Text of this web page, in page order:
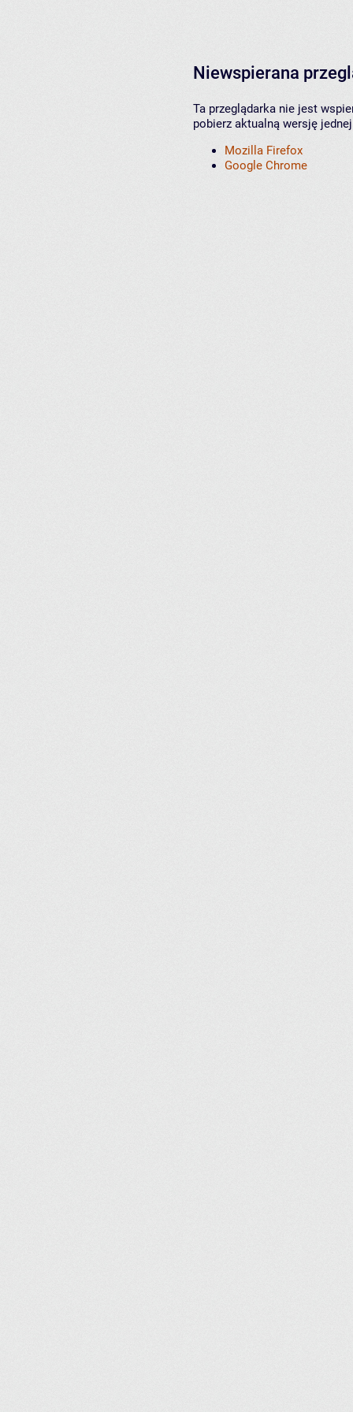
Niewspierana
Ta przeglądarka nie jest
pobierz aktualną wersję
Mozilla Firefox
Google Chrome